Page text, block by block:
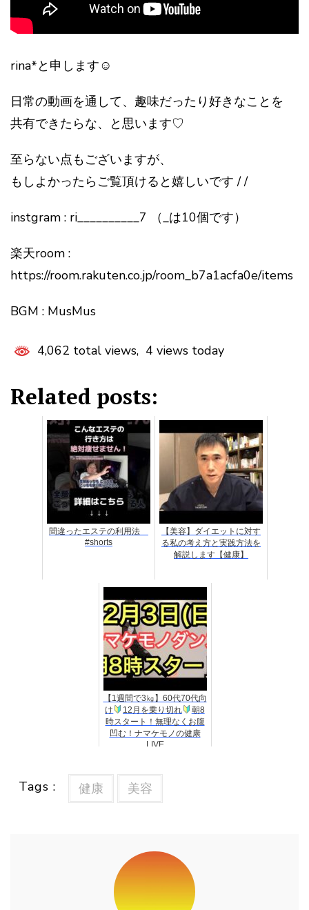
rina*と申します☺︎
日常の動画を通して、趣味だったり好きなことを
共有できたらな、と思います♡
至らない点もございますが、
もしよかったらご覧頂けると嬉しいです / /
instgram : ri__________7 （_は10個です）
楽天room :
https://room.rakuten.co.jp/room_b7a1acfa0e/items
BGM : MusMus
4,062 total views, 4 views today
Related posts:
間違ったエステの利用法
#shorts
【美容】ダイエットに対す
る私の考え方と実践方法を
解説します【健康】
【1週間で3㎏】60代70代向
け
12月を乗り切れ
朝8
時スタート！無理なくお腹
凹む！ナマケモノの健康
LIVE
Tags : 健康 美容